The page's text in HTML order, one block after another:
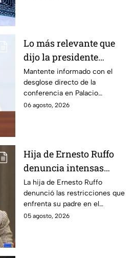
Lo más relevante que
dijo la presidente
Claudia Sheinbaum
hoy jueves 6 de agosto
en la mañanera
Mantente informado con el
desglose directo de la
conferencia en Palacio
Nacional este jueves 6 de
06 agosto, 2026
Hija de Ernesto Ruffo
denuncia intensas
restricciones en el
Altiplano; buscan que
salga del penal
La hija de Ernesto Ruffo
denunció las restricciones que
enfrenta su padre en el
Altiplano y anunció que
05 agosto, 2026